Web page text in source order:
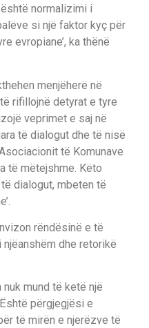
normalizimi i
si një faktor kyç për
evropiane’, ka thënë
menjëherë në
rifillojnë detyrat e tyre
veprimet e saj në
të dialogut dhe të nisë
të Komunave
të mëtejshme. Këto
dialogut, mbeten të
rëndësinë e të
dhe retorikë
nuk mund të ketë një
përgjegjësi e
të mirën e njerëzve të